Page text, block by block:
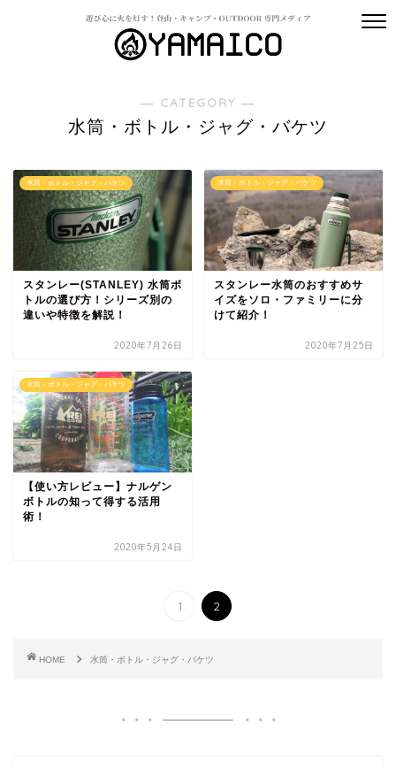
― CATEGORY ―
水筒・ボトル・ジャグ・バケツ
水筒・ボトル・ジャグ・バケツ
スタンレー(STANLEY) 水筒ボ
トルの選び方！シリーズ別の
違いや特徴を解説！
2020年7月26日
水筒・ボトル・ジャグ・バケツ
スタンレー水筒のおすすめサ
イズをソロ・ファミリーに分
けて紹介！
2020年7月25日
水筒・ボトル・ジャグ・バケツ
【使い方レビュー】ナルゲン
ボトルの知って得する活用
術！
2020年5月24日
1 2
HOME 水筒・ボトル・ジャグ・バケツ